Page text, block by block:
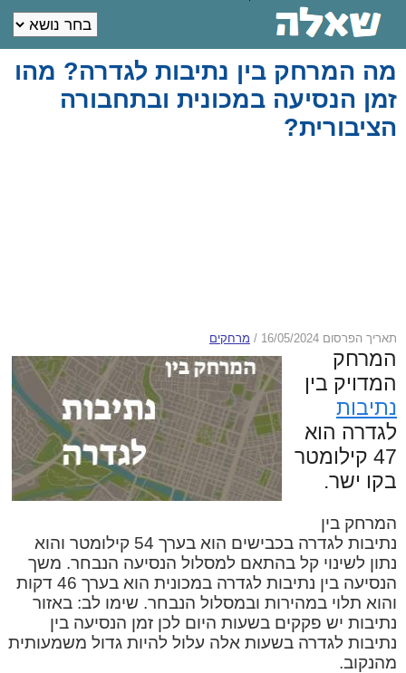
מה המרחק בין נתיבות לגדרה? מהו
זמן הנסיעה במכונית ובתחבורה
הציבורית?
תאריך הפרסום 16/05/2024 / מרחקים
המרחק
המדויק בין
נתיבות
לגדרה הוא
47 קילומטר
בקו ישר.
המרחק בין
נתיבות לגדרה בכבישים הוא בערך 54 קילומטר והוא
נתון לשינוי קל בהתאם למסלול הנסיעה הנבחר. משך
הנסיעה בין נתיבות לגדרה במכונית הוא בערך 46 דקות
והוא תלוי במהירות ובמסלול הנבחר. שימו לב: באזור
נתיבות יש פקקים בשעות היום לכן זמן הנסיעה בין
נתיבות לגדרה בשעות אלה עלול להיות גדול משמעותית
מהנקוב.